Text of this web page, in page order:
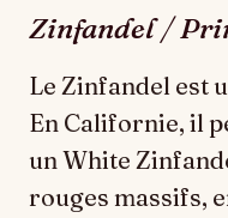
Zinfandel /
Le Zinfandel est
En Californie, il
un White
rouges massifs,